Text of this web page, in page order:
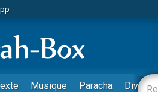
Torah-Box
: pauvres d'Israel
Musique Paracha